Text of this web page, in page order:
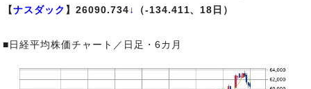
【ナスダック 】26090.734↓ （-134.411、18日）
■日経平均株価チャート／日足・6カ月